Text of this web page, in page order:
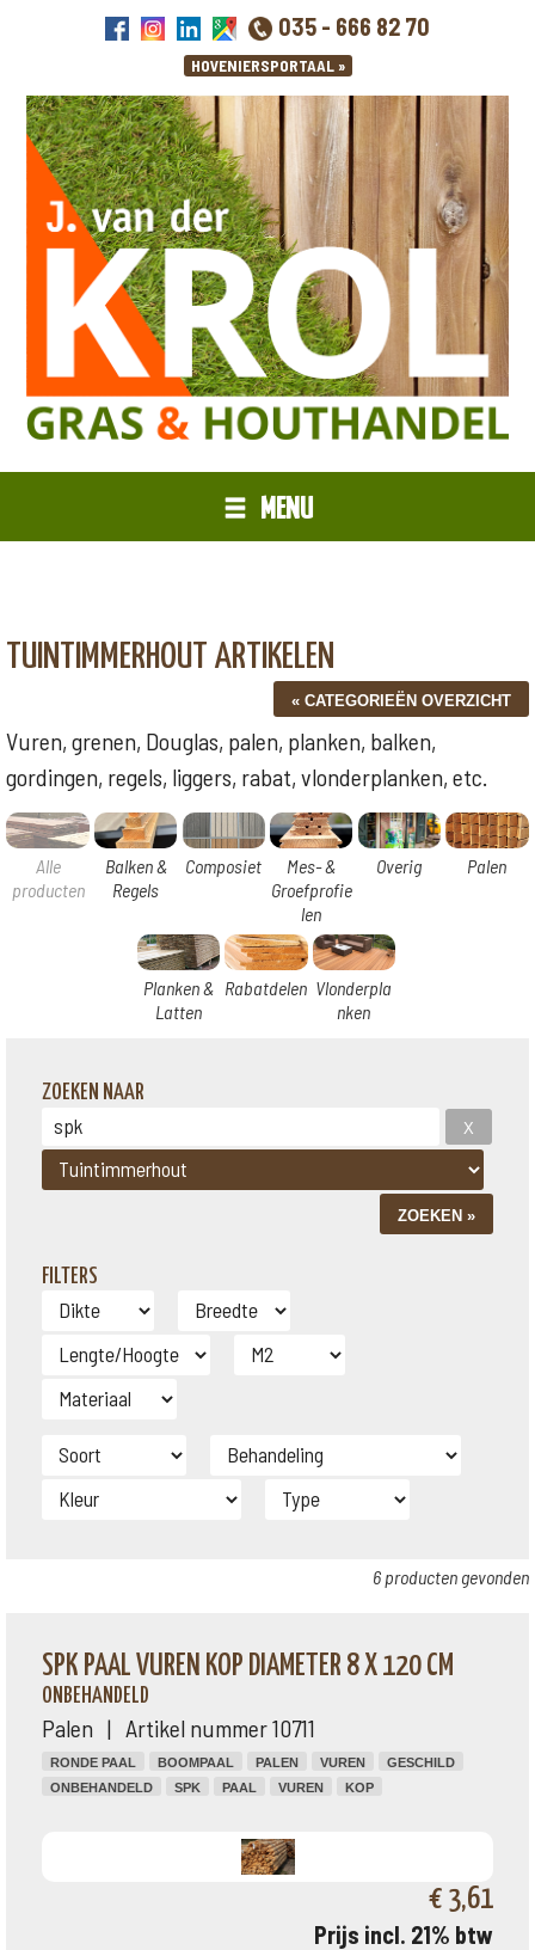
035 - 666 82 70
MENU
TUINTIMMERHOUT ARTIKELEN
Vuren, grenen, Douglas, palen, planken, balken,
gordingen, regels, liggers, rabat, vlonderplanken, etc.
Alle
producten
Balken &
Regels
Composiet
Mes- &
Groefprofie
len
Overig Palen
Planken &
Latten
Rabatdelen Vlonderpla
nken
ZOEKEN NAAR
FILTERS
6 producten gevonden
SPK PAAL VUREN KOP DIAMETER 8 X 120 CM
ONBEHANDELD
Palen | Artikel nummer 10711
RONDE PAAL BOOMPAAL PALEN VUREN
GESCHILD
ONBEHANDELD
SPK PAAL VUREN KOP
€ 3,61
Prijs incl. 21% btw